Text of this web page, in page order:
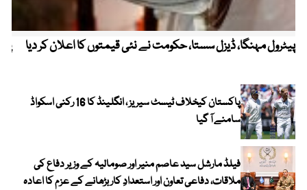
پیٹرول مہنگا، ڈیزل سستا، حکومت نے نئی قیمتوں کا اعلان کر دیا
پاکستان کیخلاف ٹیسٹ سیریز ، انگلینڈ کا 16 رکنی اسکواڈ
سامنے آ گیا
فیلڈ مارشل سید عاصم منیر اور صومالیہ کے وزیر دفاع کی
ملاقات، دفاعی تعاون اور استعدادِ کار بڑھانے کے عزم کا اعادہ